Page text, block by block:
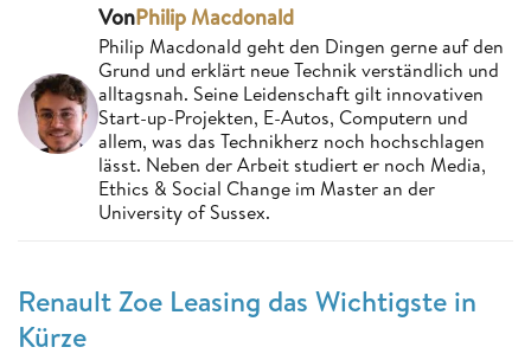
VonPhilip Macdonald
Philip Macdonald geht den Dingen gerne auf den
Grund und erklärt neue Technik verständlich und
alltagsnah. Seine Leidenschaft gilt innovativen
Start-up-Projekten, E-Autos, Computern und
allem, was das Technikherz noch hochschlagen
lässt. Neben der Arbeit studiert er noch Media,
Ethics & Social Change im Master an der
University of Sussex.
Renault Zoe Leasing das Wichtigste in
Kürze